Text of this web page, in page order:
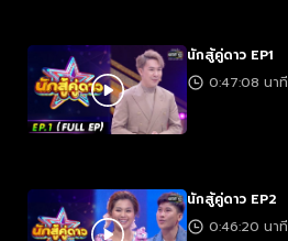
นักสู้คู่ดาว EP1
0:47:08 นาที
นักสู้คู่ดาว EP2
0:46:20 นาที